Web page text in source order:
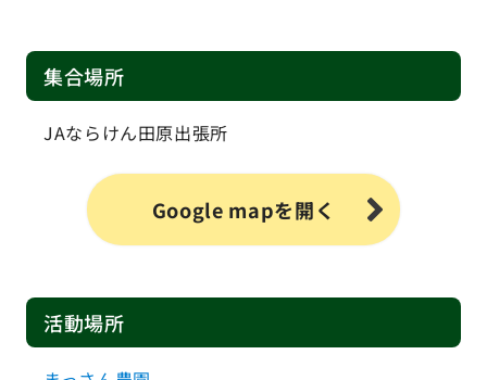
集合場所
JAならけん田原出張所
Google mapを開く
活動場所